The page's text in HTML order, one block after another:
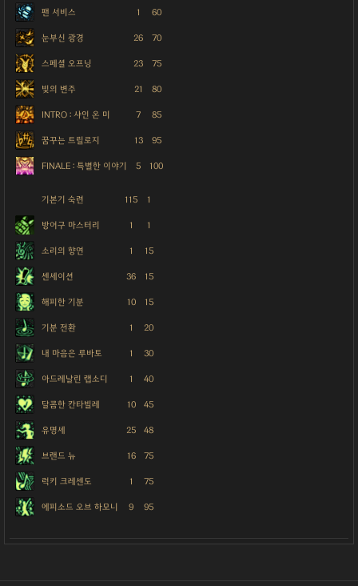
팬 서비스 1 60
눈부신 광경 26 70
스페셜 오프닝 23 75
빛의 변주 21 80
INTRO : 샤인 온 미 7 85
꿈꾸는 트릴로지 13 95
FINALE : 특별한 이야기 5 100
기본기 숙련 115 1
방어구 마스터리 1 1
소리의 향연 1 15
센세이션 36 15
해피한 기분 10 15
기분 전환 1 20
내 마음은 루바토 1 30
아드레날린 랩소디 1 40
달콤한 칸타빌레 10 45
유명세 25 48
브랜드 뉴 16 75
럭키 크레센도 1 75
에피소드 오브 하모니 9 95